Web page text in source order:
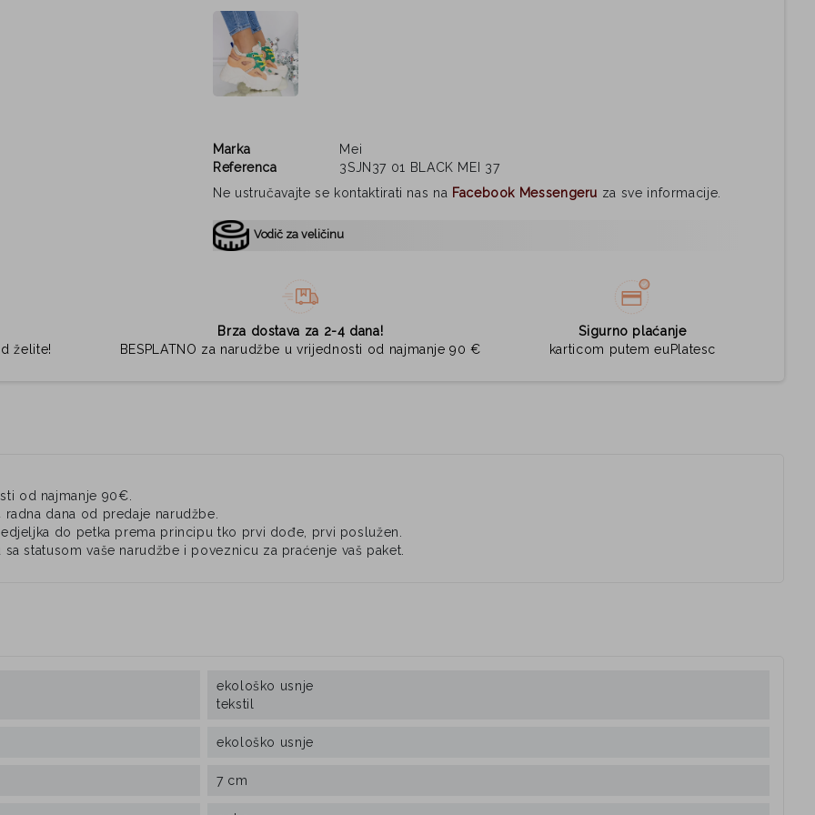
Marka
Mei
Referenca
3SJN37 01 BLACK MEI 37
Ne ustručavajte se kontaktirati nas na Facebook Messengeru za sve informacije.
Vodič za veličinu
želite!
Brza dostava za 2-4 dana!
BESPLATNO za narudžbe u vrijednosti od najmanje 90 €
Sigurno plaćanje
karticom putem euPlatesc
od najmanje 90€.
dana od predaje narudžbe.
do petka prema principu tko prvi dođe, prvi poslužen.
statusom vaše narudžbe i poveznicu za praćenje vaš paket.
ekološko usnje
tekstil
ekološko usnje
7 cm